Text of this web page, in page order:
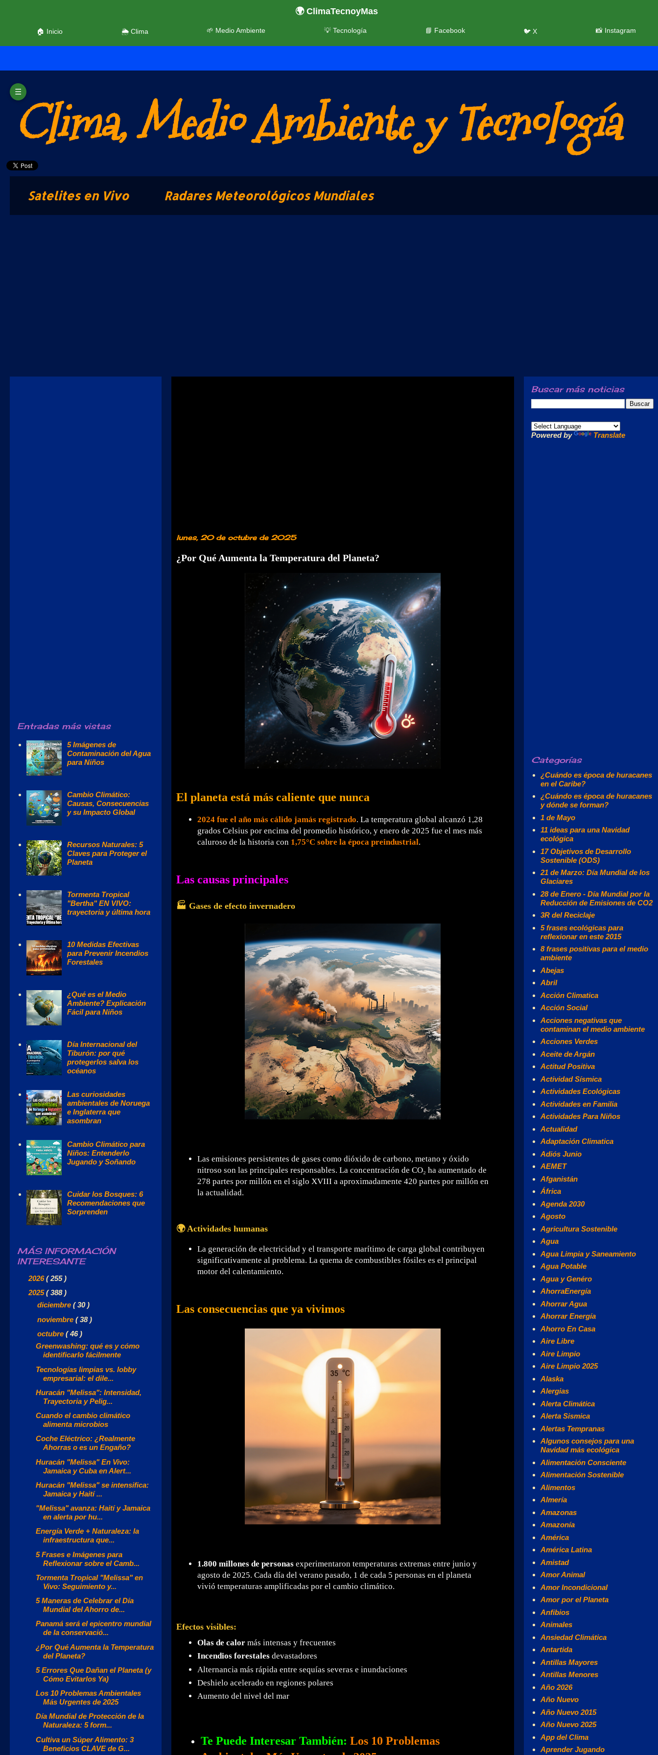
☰Clima, Medio Ambiente y Tecnología
🌍 ClimaTecnoyMas
🏠 Inicio 🌦️ Clima 🌱 Medio Ambiente 💡 Tecnología 📘 Facebook 🐦 X 📸 Instagram
Satelites en Vivo Radares Meteorológicos Mundiales
lunes, 20 de octubre de 2025
¿Por Qué Aumenta la Temperatura del Planeta?
El planeta está más caliente que nunca
2024 fue el año más cálido jamás registrado. La temperatura global alcanzó 1,28
grados Celsius por encima del promedio histórico, y enero de 2025 fue el mes más
caluroso de la historia con 1,75°C sobre la época preindustrial.
Las causas principales
🏭 Gases de efecto invernadero
Las emisiones persistentes de gases como dióxido de carbono, metano y óxido
nitroso son las principales responsables. La concentración de CO₂ ha aumentado de
278 partes por millón en el siglo XVIII a aproximadamente 420 partes por millón en
la actualidad.
🌍 Actividades humanas
La generación de electricidad y el transporte marítimo de carga global contribuyen
significativamente al problema. La quema de combustibles fósiles es el principal
motor del calentamiento.
Las consecuencias que ya vivimos
1.800 millones de personasexperimentaron temperaturas extremas entre junio y
agosto de 2025. Cada día del verano pasado, 1 de cada 5 personas en el planeta
vivió temperaturas amplificadas por el cambio climático.
Efectos visibles:
Olas de calormás intensas y frecuentes
Incendios forestalesdevastadores
Alternancia más rápida entre sequías severas e inundaciones
Deshielo acelerado en regiones polares
Aumento del nivel del mar
Te Puede Interesar También: Los 10 Problemas
Entradas más vistas
5 Imágenes de
Contaminación del Agua
para Niños
Cambio Climático:
Causas, Consecuencias
y su Impacto Global
Recursos Naturales: 5
Claves para Proteger el
Planeta
Tormenta Tropical
"Bertha" EN VIVO:
trayectoria y última hora
10 Medidas Efectivas
para Prevenir Incendios
Forestales
¿Qué es el Medio
Ambiente? Explicación
Fácil para Niños
Día Internacional del
Tiburón: por qué
protegerlos salva los
océanos
Las curiosidades
ambientales de Noruega
e Inglaterra que
asombran
Cambio Climático para
Niños: Entenderlo
Jugando y Soñando
Cuidar los Bosques: 6
Recomendaciones que
Sorprenden
MÁS INFORMACIÓN
INTERESANTE
2026( 255 )
2025( 388 )
diciembre ( 30 )
noviembre ( 38 )
octubre ( 46 )
Greenwashing: qué es y cómo
identificarlo fácilmente
Tecnologías limpias vs. lobby
empresarial: el dile...
Huracán "Melissa": Intensidad,
Trayectoria y Pelig...
Cuando el cambio climático
alimenta microbios
Coche Eléctrico: ¿Realmente
Ahorras o es un Engaño?
Huracán "Melissa" En Vivo:
Jamaica y Cuba en Alert...
Huracán "Melissa" se intensifica:
Jamaica y Haití ...
"Melissa" avanza: Haití y Jamaica
en alerta por hu...
Energía Verde + Naturaleza: la
infraestructura que...
5 Frases e Imágenes para
Reflexionar sobre el Camb...
Tormenta Tropical "Melissa" en
Vivo: Seguimiento y...
5 Maneras de Celebrar el Día
Mundial del Ahorro de...
Panamá será el epicentro mundial
de la conservació...
¿Por Qué Aumenta la Temperatura
del Planeta?
5 Errores Que Dañan el Planeta (y
Cómo Evitarlos Ya)
Los 10 Problemas Ambientales
Más Urgentes de 2025
Día Mundial de Protección de la
Naturaleza: 5 form...
Cultiva un Súper Alimento: 3
Beneficios CLAVE de G...
Buscar más noticias
Powered by Translate
Categorías
¿Cuándo es época de huracanes
en el Caribe?
¿Cuándo es época de huracanes
y dónde se forman?
1 de Mayo
11 ideas para una Navidad
ecológica
17 Objetivos de Desarrollo
Sostenible (ODS)
21 de Marzo: Día Mundial de los
Glaciares
28 de Enero - Día Mundial por la
Reducción de Emisiones de CO2
3R del Reciclaje
5 frases ecológicas para
reflexionar en este 2015
8 frases positivas para el medio
ambiente
Abejas
Abril
Acción Climatica
Acción Social
Acciones negativas que
contaminan el medio ambiente
Acciones Verdes
Aceite de Argán
Actitud Positiva
Actividad Sísmica
Actividades Ecológicas
Actividades en Familia
Actividades Para Niños
Actualidad
Adaptación Climatica
Adiós Junio
AEMET
Afganistán
África
Agenda 2030
Agosto
Agricultura Sostenible
Agua
Agua Limpia y Saneamiento
Agua Potable
Agua y Genéro
AhorraEnergía
Ahorrar Agua
Ahorrar Energía
Ahorro En Casa
Aire Libre
Aire Limpio
Aire Limpio 2025
Alaska
Alergias
Alerta Climática
Alerta Sismica
Alertas Tempranas
Algunos consejos para una
Navidad más ecológica
Alimentación Consciente
Alimentación Sostenible
Alimentos
Almería
Amazonas
Amazonía
América
América Latina
Amistad
Amor Animal
Amor Incondicional
Amor por el Planeta
Anfibios
Animales
Ansiedad Climática
Antartida
Antillas Mayores
Antillas Menores
Año 2026
Año Nuevo
Año Nuevo 2015
Año Nuevo 2025
App del Clima
Aprender Jugando